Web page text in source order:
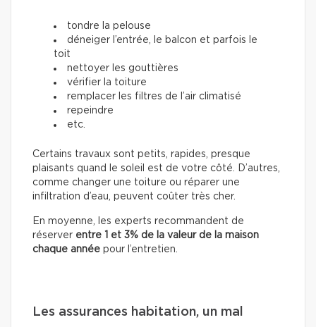
tondre la pelouse
déneiger l’entrée, le balcon et parfois le
toit
nettoyer les gouttières
vérifier la toiture
remplacer les filtres de l’air climatisé
repeindre
etc.
Certains travaux sont petits, rapides, presque
plaisants quand le soleil est de votre côté. D’autres,
comme changer une toiture ou réparer une
infiltration d’eau, peuvent coûter très cher.
En moyenne, les experts recommandent de
réserver entre 1 et 3% de la valeur de la maison
chaque année pour l’entretien.
Les assurances habitation, un mal